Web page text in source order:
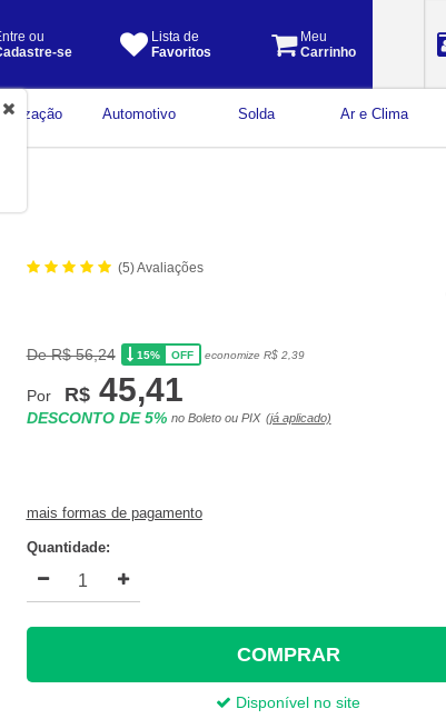
ou
se
Lista de
Favoritos
Meu
Carrinho
Automotivo Solda Ar e Clima
(5) Avaliações
De R$ 56,24 15% OFF economize R$ 2,39
Por R$ 45,41
DESCONTO DE 5% no Boleto ou PIX (já aplicado)
mais formas de pagamento
Quantidade:
COMPRAR
Disponível no site